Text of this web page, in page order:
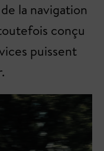
la navigation
conçu
puissent